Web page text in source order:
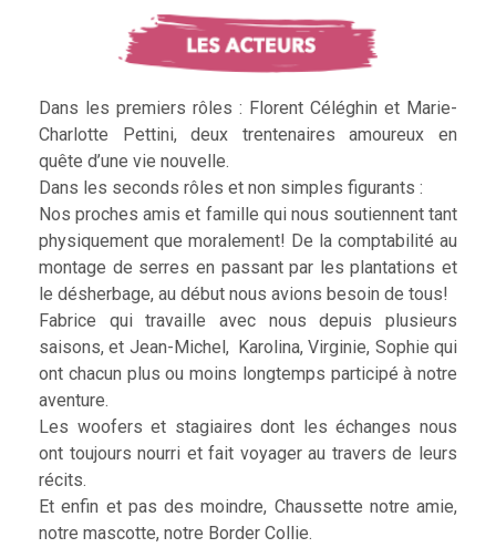
Dans les premiers rôles : Florent Céléghin et Marie-
Charlotte Pettini, deux trentenaires amoureux en
quête d’une vie nouvelle.
Dans les seconds rôles et non simples figurants :
Nos proches amis et famille qui nous soutiennent tant
physiquement que moralement! De la comptabilité au
montage de serres en passant par les plantations et
le désherbage, au début nous avions besoin de tous!
Fabrice qui travaille avec nous depuis plusieurs
saisons, et Jean-Michel, Karolina, Virginie, Sophie qui
ont chacun plus ou moins longtemps participé à notre
aventure.
Les woofers et stagiaires dont les échanges nous
ont toujours nourri et fait voyager au travers de leurs
récits.
Et enfin et pas des moindre, Chaussette notre amie,
notre mascotte, notre Border Collie.